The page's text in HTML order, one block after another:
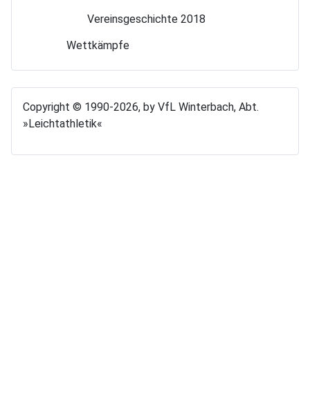
Vereinsgeschichte 2018
Wettkämpfe
Copyright © 1990-2026, by VfL Winterbach, Abt.
»Leichtathletik«